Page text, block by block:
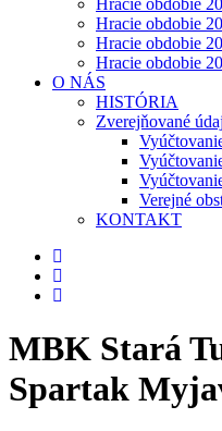
Hracie obdobie
Hracie obdobie
Hracie obdobie
O NÁS
HISTÓRIA
Zverejňované
Verejné
KONTAKT
MBK Stará
Spartak